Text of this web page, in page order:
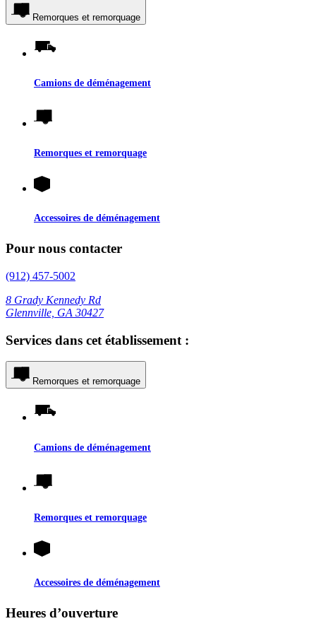
Remorques et remorquage
Camions de déménagement
Remorques et remorquage
Accessoires de déménagement
Pour nous contacter
(912) 457-5002
8 Grady Kennedy Rd
Glennville, GA 30427
Services dans cet établissement :
Remorques et remorquage
Camions de déménagement
Remorques et remorquage
Accessoires de déménagement
Heures d’ouverture